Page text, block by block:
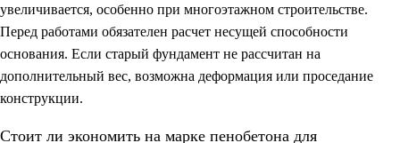
увеличивается, особенно при многоэтажном строительстве.
Перед работами обязателен расчет несущей способности
основания. Если старый фундамент не рассчитан на
дополнительный вес, возможна деформация или проседание
конструкции.
Стоит ли экономить на марке пенобетона для